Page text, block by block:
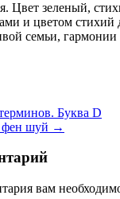
Цвет зеленый,
и цветом стихий
семьи, гармонии
Буква D
фен шуй →
вам